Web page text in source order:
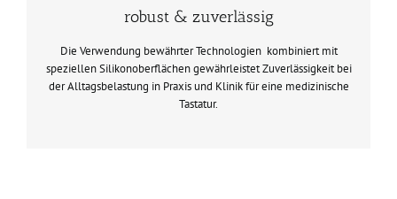
robust & zuverlässig
Die Verwendung bewährter Technologien kombiniert mit
speziellen Silikonoberflächen gewährleistet Zuverlässigkeit bei
der Alltagsbelastung in Praxis und Klinik für eine medizinische
Tastatur.